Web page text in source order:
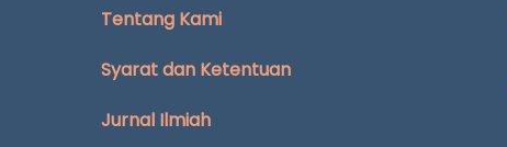
Tentang Kami
Syarat dan Ketentuan
Jurnal Ilmiah